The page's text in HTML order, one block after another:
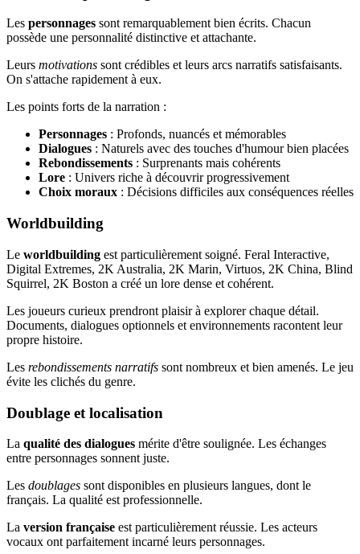
Les personnages sont remarquablement bien écrits. Chacun
possède une personnalité distinctive et attachante.
Leurs motivations sont crédibles et leurs arcs narratifs satisfaisants.
On s'attache rapidement à eux.
Les points forts de la narration :
Personnages : Profonds, nuancés et mémorables
Dialogues : Naturels avec des touches d'humour bien placées
Rebondissements : Surprenants mais cohérents
Lore : Univers riche à découvrir progressivement
Choix moraux : Décisions difficiles aux conséquences réelles
Worldbuilding
Le worldbuilding est particulièrement soigné. Feral Interactive,
Digital Extremes, 2K Australia, 2K Marin, Virtuos, 2K China, Blind
Squirrel, 2K Boston a créé un lore dense et cohérent.
Les joueurs curieux prendront plaisir à explorer chaque détail.
Documents, dialogues optionnels et environnements racontent leur
propre histoire.
Les rebondissements narratifs sont nombreux et bien amenés. Le jeu
évite les clichés du genre.
Doublage et localisation
La qualité des dialogues mérite d'être soulignée. Les échanges
entre personnages sonnent juste.
Les doublages sont disponibles en plusieurs langues, dont le
français. La qualité est professionnelle.
La version française est particulièrement réussie. Les acteurs
vocaux ont parfaitement incarné leurs personnages.